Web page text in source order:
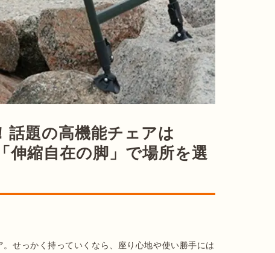
話題の高機能チェアは
伸縮自在の脚」で場所を選
せっかく持っていくなら、座り心地や使い勝手には